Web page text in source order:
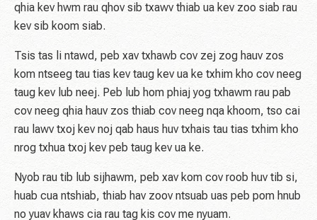
qhia kev hwm rau qhov sib txawv thiab ua kev zoo siab rau
kev sib koom siab.
Tsis tas li ntawd, peb xav txhawb cov zej zog hauv zos
kom ntseeg tau tias kev taug kev ua ke txhim kho cov neeg
taug kev lub neej. Peb lub hom phiaj yog txhawm rau pab
cov neeg qhia hauv zos thiab cov neeg nqa khoom, tso cai
rau lawv txoj kev noj qab haus huv txhais tau tias txhim kho
nrog txhua txoj kev peb taug kev ua ke.
Nyob rau tib lub sijhawm, peb xav kom cov roob huv tib si,
huab cua ntshiab, thiab hav zoov ntsuab uas peb pom hnub
no yuav khaws cia rau tag kis cov me nyuam.